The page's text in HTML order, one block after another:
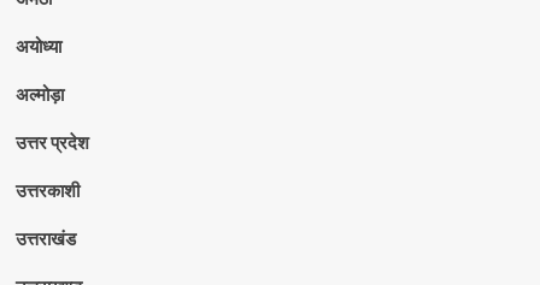
अयोध्या
अल्मोड़ा
उत्तर प्रदेश
उत्तरकाशी
उत्तराखंड